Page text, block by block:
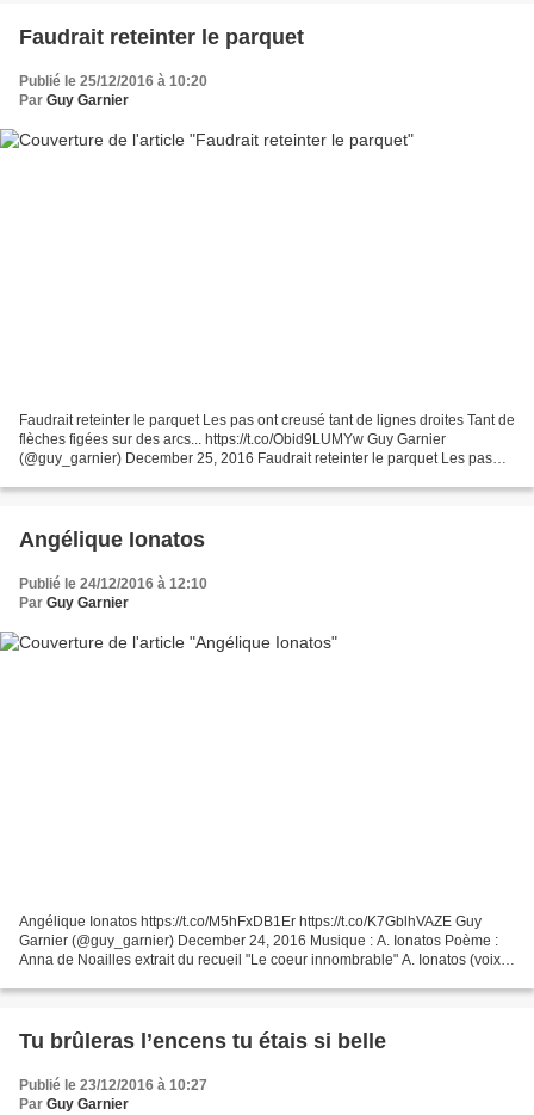
Faudrait reteinter le parquet
Publié le 25/12/2016 à 10:20
Par Guy Garnier
Faudrait reteinter le parquet Les pas ont creusé tant de lignes droites Tant de
flèches figées sur des arcs... https://t.co/Obid9LUMYw Guy Garnier
(@guy_garnier) December 25, 2016 Faudrait reteinter le parquet Les pas
Angélique Ionatos
Publié le 24/12/2016 à 12:10
Par Guy Garnier
Angélique Ionatos https://t.co/M5hFxDB1Er https://t.co/K7GblhVAZE Guy
Garnier (@guy_garnier) December 24, 2016 Musique : A. Ionatos Poème :
Anna de Noailles extrait du recueil "Le coeur innombrable" A. Ionatos (voix-
Tu brûleras l’encens tu étais si belle
Publié le 23/12/2016 à 10:27
Par Guy Garnier